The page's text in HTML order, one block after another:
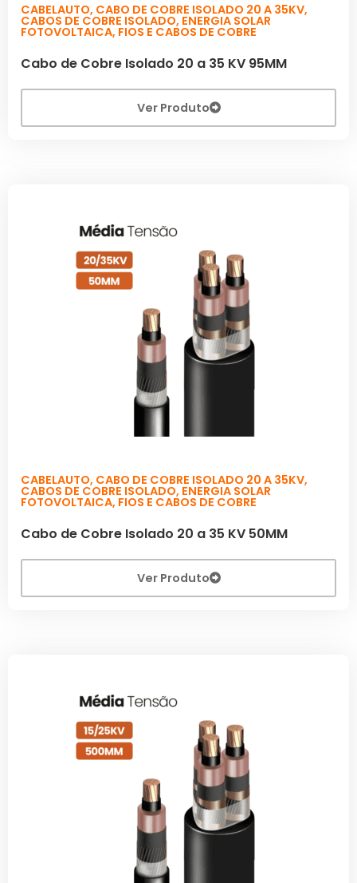
CABELAUTO, CABO DE COBRE ISOLADO 20 A 35KV,
CABOS DE COBRE ISOLADO, ENERGIA SOLAR
FOTOVOLTAICA, FIOS E CABOS DE COBRE
Cabo de Cobre Isolado 20 a 35 KV 95MM
Ver Produto
CABELAUTO, CABO DE COBRE ISOLADO 20 A 35KV,
CABOS DE COBRE ISOLADO, ENERGIA SOLAR
FOTOVOLTAICA, FIOS E CABOS DE COBRE
Cabo de Cobre Isolado 20 a 35 KV 50MM
Ver Produto